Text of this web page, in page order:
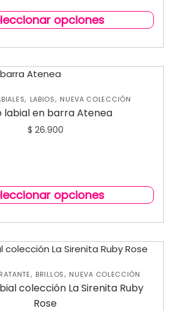
opciones
, LABIOS, NUEVA COLECCIÓN
labial en barra Atenea
$ 26.900
opciones
, BRILLOS, NUEVA COLECCIÓN
colección La Sirenita Ruby
Rose